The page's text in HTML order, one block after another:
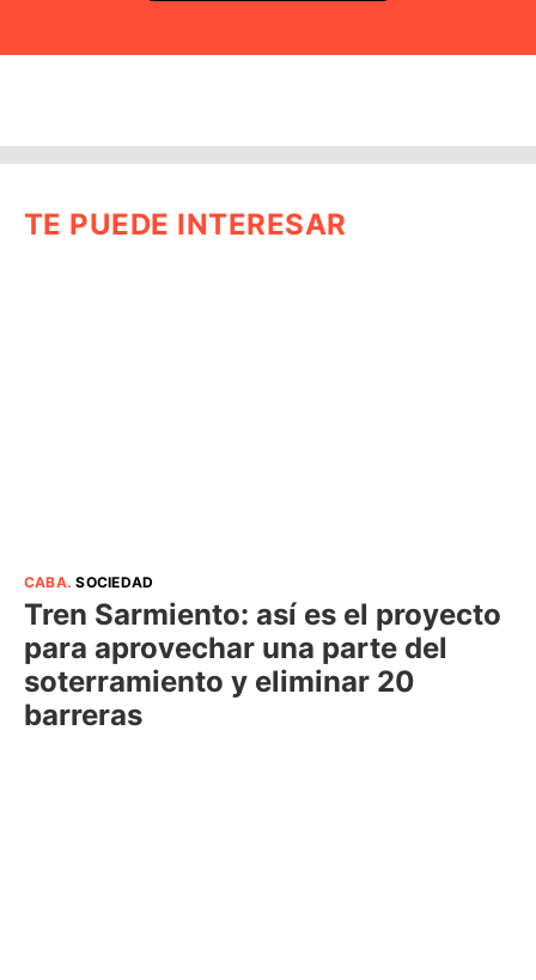
TE PUEDE INTERESAR
CABA.SOCIEDAD
Tren Sarmiento: así es el proyecto
para aprovechar una parte del
soterramiento y eliminar 20
barreras